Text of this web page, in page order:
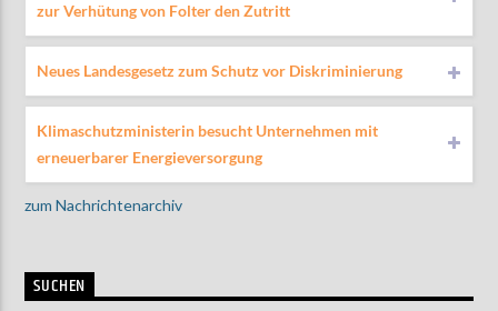
zur Verhütung von Folter den Zutritt
Neues Landesgesetz zum Schutz vor Diskriminierung
Klimaschutzministerin besucht Unternehmen mit
erneuerbarer Energieversorgung
zum Nachrichtenarchiv
SUCHEN